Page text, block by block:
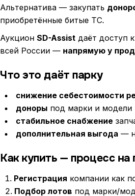
Альтернатива — закупать
приобретённые битые ТС.
Аукцион SD-Assist даёт доступ
всей России — напрямую у
Что это даёт парку
снижение себестоимости
доноры под марки и модели
стабильное снабжение
дополнительная выгода —
Как купить — процесс
Регистрация компании как
Подбор лотов под марки/